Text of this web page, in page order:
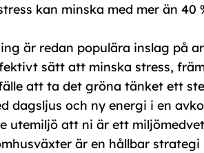
kan minska med mer än 40
är redan populära inslag på
sätt att minska stress,
att ta det gröna tänket ett
dagsljus och ny energi i en
utemiljö att ni är ett
är en hållbar